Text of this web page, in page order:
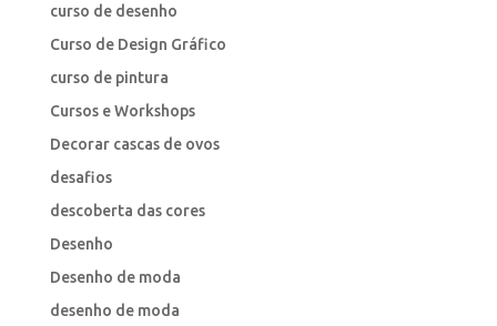
curso de desenho
Curso de Design Gráfico
curso de pintura
Cursos e Workshops
Decorar cascas de ovos
desafios
descoberta das cores
Desenho
Desenho de moda
desenho de moda